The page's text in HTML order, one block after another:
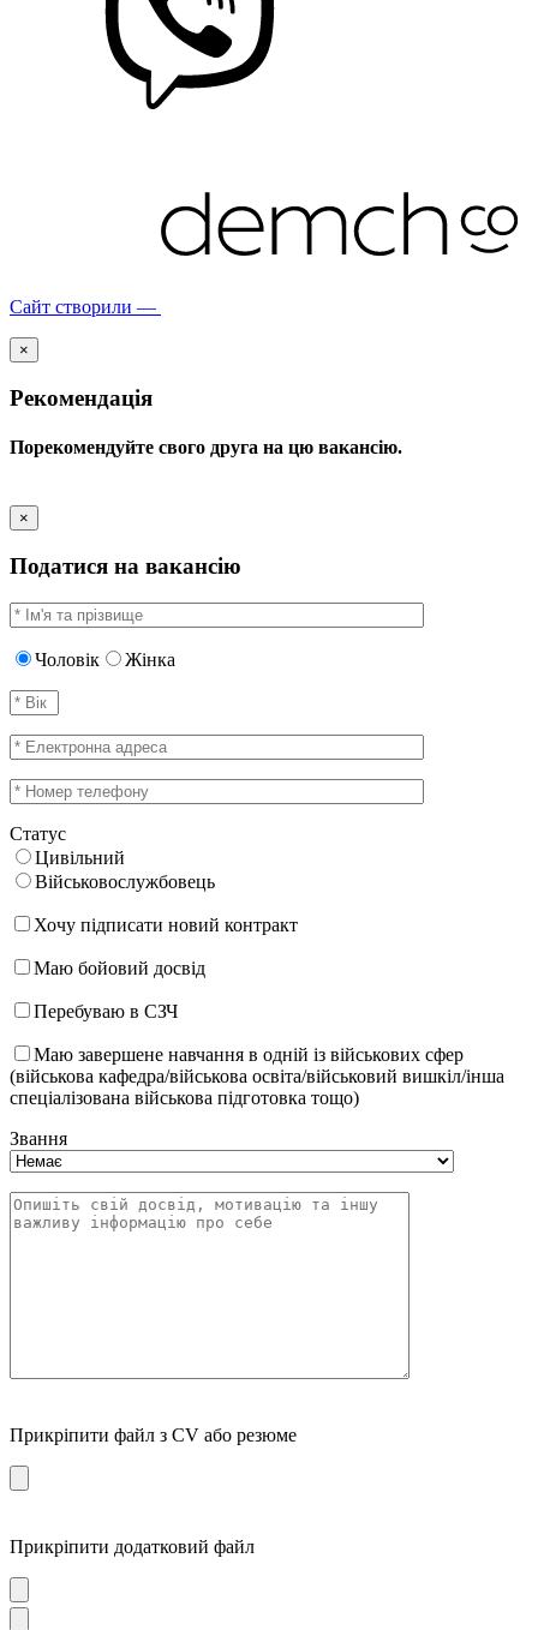
Сайт створили —
×
Рекомендація
Порекомендуйте свого друга на цю вакансію.
×
Податися на вакансію
Чоловік Жінка
Статус
Цивільний
Військовослужбовець
Хочу підписати новий контракт
Маю бойовий досвід
Перебуваю в СЗЧ
Маю завершене навчання в одній із військових сфер
(військова кафедра/військова освіта/військовий вишкіл/інша
спеціалізована військова підготовка тощо)
Звання
Прикріпити файл з CV або резюме
Прикріпити додатковий файл